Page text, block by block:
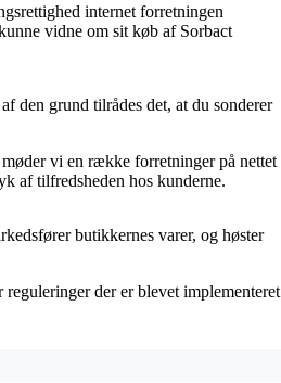
internet forretningen
vidne om sit køb af Sorbact
den grund tilrådes det, at du sonderer
vi en række forretninger på nettet
af tilfredsheden hos kunderne.
butikkernes varer, og høster
der er blevet implementeret